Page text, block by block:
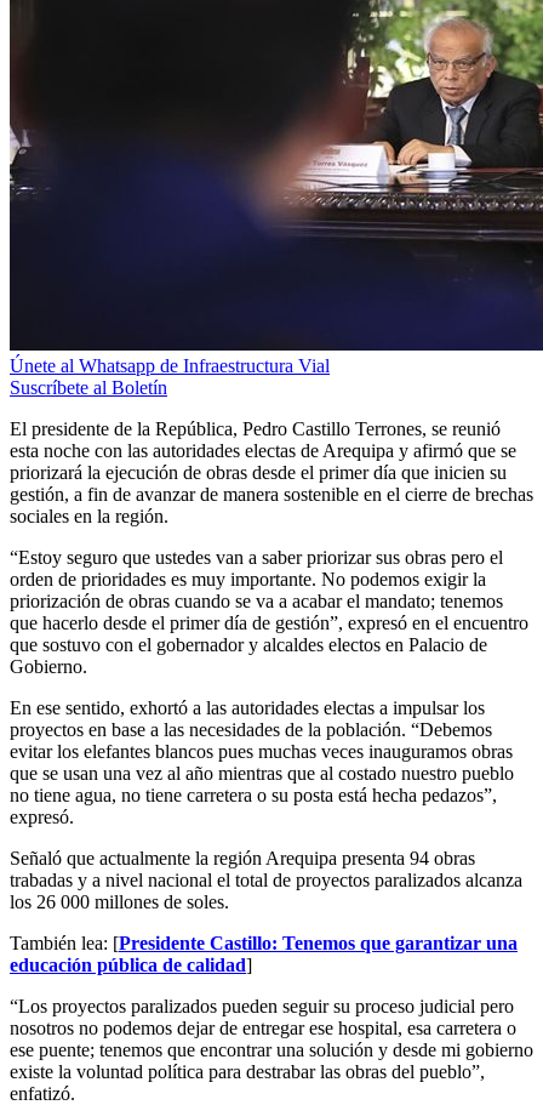
Únete al Whatsapp de Infraestructura Vial
Suscríbete al Boletín
El presidente de la República, Pedro Castillo Terrones, se reunió
esta noche con las autoridades electas de Arequipa y afirmó que se
priorizará la ejecución de obras desde el primer día que inicien su
gestión, a fin de avanzar de manera sostenible en el cierre de brechas
sociales en la región.
“Estoy seguro que ustedes van a saber priorizar sus obras pero el
orden de prioridades es muy importante. No podemos exigir la
priorización de obras cuando se va a acabar el mandato; tenemos
que hacerlo desde el primer día de gestión”, expresó en el encuentro
que sostuvo con el gobernador y alcaldes electos en Palacio de
Gobierno.
En ese sentido, exhortó a las autoridades electas a impulsar los
proyectos en base a las necesidades de la población. “Debemos
evitar los elefantes blancos pues muchas veces inauguramos obras
que se usan una vez al año mientras que al costado nuestro pueblo
no tiene agua, no tiene carretera o su posta está hecha pedazos”,
expresó.
Señaló que actualmente la región Arequipa presenta 94 obras
trabadas y a nivel nacional el total de proyectos paralizados alcanza
los 26 000 millones de soles.
También lea: [Presidente Castillo: Tenemos que garantizar una
educación pública de calidad]
“Los proyectos paralizados pueden seguir su proceso judicial pero
nosotros no podemos dejar de entregar ese hospital, esa carretera o
ese puente; tenemos que encontrar una solución y desde mi gobierno
existe la voluntad política para destrabar las obras del pueblo”,
enfatizó.